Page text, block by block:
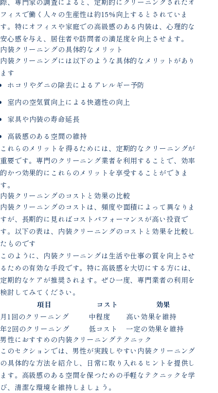
フィスで働く人々の生産性は約15%向上するとされていま
す。特にオフィスや家庭での高級感のある内装は、心理的な
安心感を与え、居住者や訪問者の満足度を向上させます。
内装クリーニングの具体的なメリット
内装クリーニングには以下のような具体的なメリットがあり
ます
ホコリやダニの除去によるアレルギー予防
室内の空気質向上による快適性の向上
家具や内装の寿命延長
高級感のある空間の維持
これらのメリットを得るためには、定期的なクリーニングが
重要です。専門のクリーニング業者を利用することで、効率
的かつ効果的にこれらのメリットを享受することができま
す。
内装クリーニングのコストと効果の比較
内装クリーニングのコストは、頻度や面積によって異なりま
すが、長期的に見ればコストパフォーマンスが高い投資で
す。以下の表は、内装クリーニングのコストと効果を比較し
たものです
このように、内装クリーニングは生活や仕事の質を向上させ
るための有効な手段です。特に高級感を大切にする方には、
定期的なケアが推奨されます。ぜひ一度、専門業者の利用を
検討してみてください。
項目
コスト
効果
月1回のクリーニング
中程度
高い効果を維持
年2回のクリーニング
低コスト
一定の効果を維持
男性におすすめの内装クリーニングテクニック
このセクションでは、男性が実践しやすい内装クリーニング
の具体的な方法を紹介し、日常に取り入れるヒントを提供し
ます。高級感のある空間を保つための手軽なテクニックを学
び、清潔な環境を維持しましょう。